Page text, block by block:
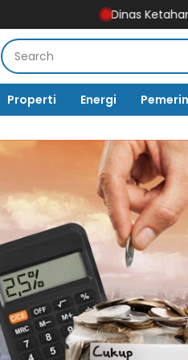
Dinas Ketahanan Pangan
Properti Energi